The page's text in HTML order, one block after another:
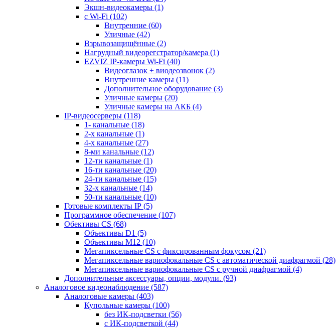
Экшн-видеокамеры (1)
с Wi-Fi (102)
Внутренние (60)
Уличные (42)
Взрывозащищённые (2)
Нагрудный видеорегстратор/камера (1)
EZVIZ IP-камеры Wi-Fi (40)
Видеоглазок + виодеозвонок (2)
Внутренние камеры (11)
Дополнительное оборудование (3)
Уличные камеры (20)
Уличные камеры на АКБ (4)
IP-видеосерверы (118)
1- канальные (18)
2-х канальные (1)
4-х канальные (27)
8-ми канальные (12)
12-ти канальные (1)
16-ти канальные (20)
24-ти канальные (15)
32-х канальные (14)
50-ти канальные (10)
Готовые комплекты IP (5)
Программное обеспечение (107)
Обективы CS (68)
Объективы D1 (5)
Объективы M12 (10)
Мегапиксельные CS c фиксированным фокусом (21)
Мегапиксельные вариофокальные CS c автоматической диафрагмой (28)
Мегапиксельные вариофокальные CS c ручной диафрагмой (4)
Дополнительные аксессуары, опции, модули. (93)
Аналоговое видеонаблюдение (587)
Аналоговые камеры (403)
Купольные камеры (100)
без ИК-подсветки (56)
с ИК-подсветкой (44)